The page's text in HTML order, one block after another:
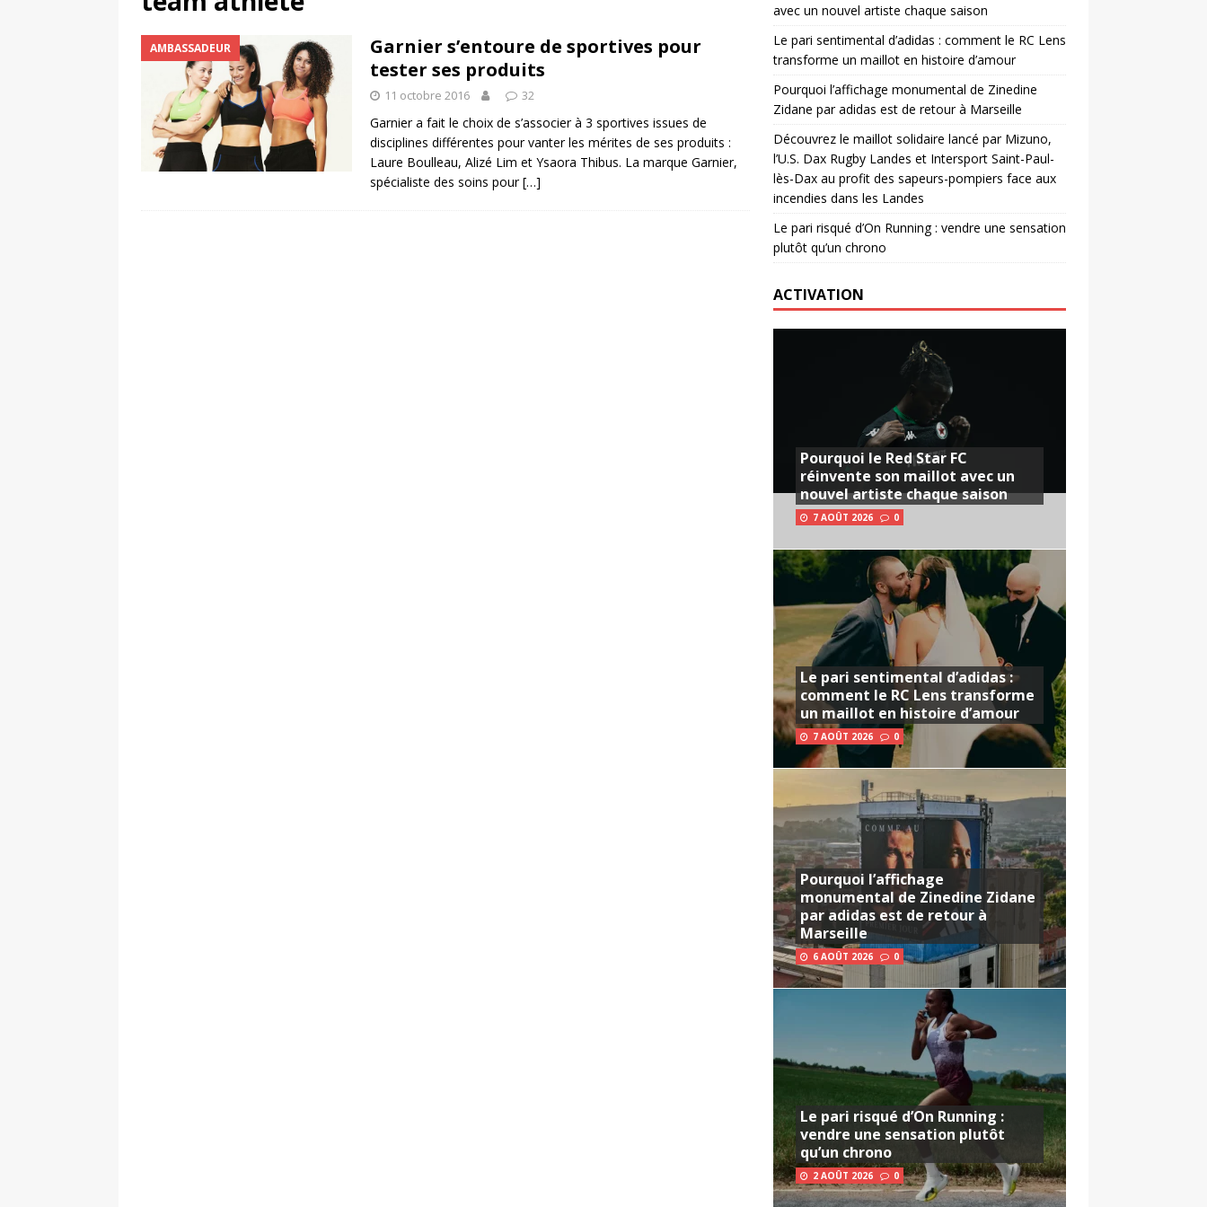
Saint-Paul-lès-Dax au profit des sapeurs-pompiers face aux incendies dans les Landes
RUGBY
[ 2 août 2026 ] Le pari risqué d’On Running : vendre une sensation plutôt qu’un chrono
[ 7 août 2026 ] Pourquoi le Red Star FC réinvente son maillot avec un nouvel artiste chaque saison
ACTIVATION
AMBASSADEUR
Garnier s’entoure de sportives pour
tester ses produits
11 octobre 2016 32
Garnier a fait le choix de s’associer à 3 sportives issues de
disciplines différentes pour vanter les mérites de ses produits :
Laure Boulleau, Alizé Lim et Ysaora Thibus. La marque Garnier,
spécialiste des soins pour[…]
avec un nouvel artiste chaque saison
Le pari sentimental d’adidas : comment le RC Lens
transforme un maillot en histoire d’amour
Pourquoi l’affichage monumental de Zinedine
Zidane par adidas est de retour à Marseille
Découvrez le maillot solidaire lancé par Mizuno,
l’U.S. Dax Rugby Landes et Intersport Saint-Paul-
lès-Dax au profit des sapeurs-pompiers face aux
incendies dans les Landes
Le pari risqué d’On Running : vendre une sensation
plutôt qu’un chrono
ACTIVATION
Pourquoi le Red Star FC
réinvente son maillot avec un
nouvel artiste chaque saison
7 AOÛT 2026 0
Le pari sentimental d’adidas :
comment le RC Lens transforme
un maillot en histoire d’amour
7 AOÛT 2026 0
Pourquoi l’affichage
monumental de Zinedine Zidane
par adidas est de retour à
Marseille
6 AOÛT 2026 0
Le pari risqué d’On Running :
vendre une sensation plutôt
qu’un chrono
2 AOÛT 2026 0